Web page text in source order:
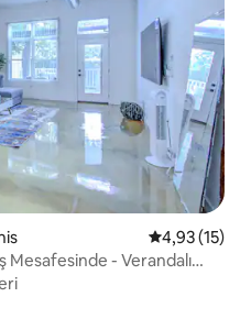
5 üzerinden
4,93 (15)
- Verandalı